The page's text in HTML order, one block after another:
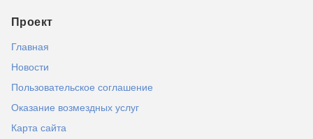
Проект
Главная
Новости
Пользовательское соглашение
Оказание возмездных услуг
Карта сайта